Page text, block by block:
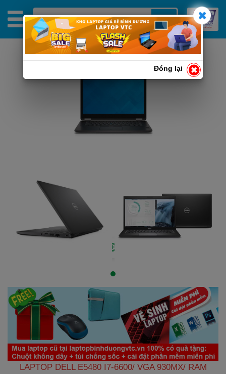
LAPTOP DELL E5480 I7-6600/ VGA 930MX/ RAM
Đóng lại